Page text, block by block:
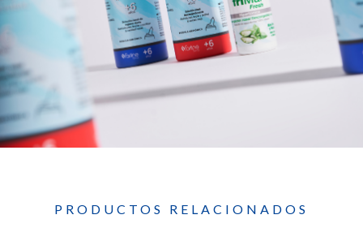
PRODUCTOS RELACIONADOS